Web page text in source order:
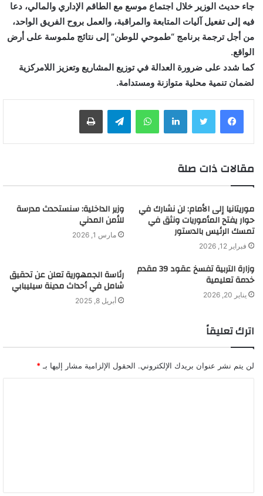
جاء حديث الوزير خلال اجتماع موسع مع الطاقم الإداري والمالي، دعا
فيه إلى تفعيل آليات المتابعة والمراقبة، والعمل بروح الفريق الواحد،
من أجل ترجمة برنامج “طموحي للوطن” إلى نتائج ملموسة على أرض
الواقع.
كما شدد على ضرورة العدالة في توزيع المشاريع وتعزيز اللامركزية
لضمان تنمية محلية متوازنة ومستدامة.
لينكدإن واتساب
مقالات ذات صلة
موريتانيا إلى الأمام: لن نشارك في
حوار يفتح المأموريات ونثق في
تمسك الرئيس بالدستور
فبراير 12, 2026
وزير الداخلية: سنستحدث مدرسة
للأمن المدني
مارس 1, 2026
وزارة التربية تفسخ عقود 39 مقدم
خدمة تعليمية
يناير 20, 2026
رئاسة الجمهورية تعلن عن تحقيق
شامل في أحداث مدينة سيليبابي
أبريل 8, 2025
اترك تعليقاً
لن يتم نشر عنوان بريدك الإلكتروني. الحقول الإلزامية مشار إليها بـ *
ق